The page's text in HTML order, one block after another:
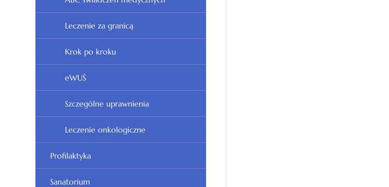
Leczenie za granicą
Krok po kroku
eWUŚ
Szczególne uprawnienia
Leczenie onkologiczne
Profilaktyka
Sanatorium